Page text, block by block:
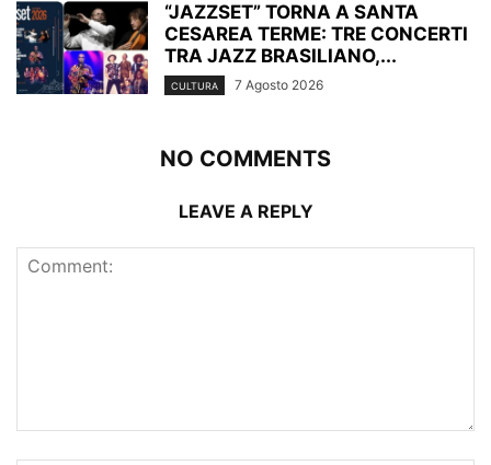
“JAZZSET” TORNA A SANTA
CESAREA TERME: TRE CONCERTI
TRA JAZZ BRASILIANO,...
CULTURA 7 Agosto 2026
NO COMMENTS
LEAVE A REPLY